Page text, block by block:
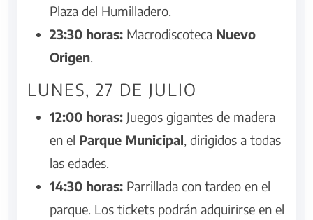
Plaza del Humilladero.
23:30 horas: Macrodiscoteca Nuevo
Origen.
LUNES, 27 DE JULIO
12:00 horas: Juegos gigantes de madera
en el Parque Municipal, dirigidos a todas
las edades.
14:30 horas: Parrillada con tardeo en el
parque. Los tickets podrán adquirirse en el